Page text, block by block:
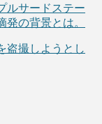
ルサードステー
の背景とは。
盗撮しようとし